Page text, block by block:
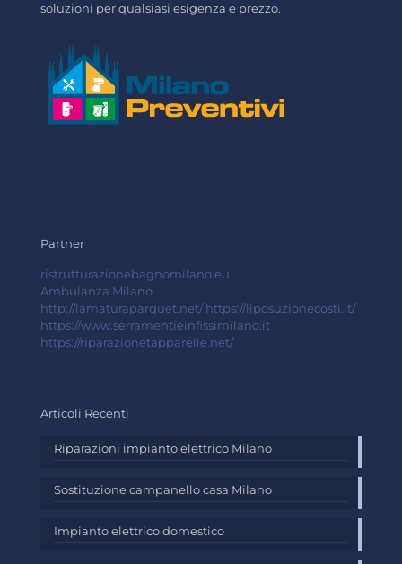
soluzioni per qualsiasi esigenza e prezzo.
Partner
ristrutturazionebagnomilano.eu
Ambulanza Milano
http://lamaturaparquet.net/ https://liposuzionecosti.it/
https://www.serramentieinfissimilano.it
https://riparazionetapparelle.net/
Articoli Recenti
Riparazioni impianto elettrico Milano
Sostituzione campanello casa Milano
Impianto elettrico domestico